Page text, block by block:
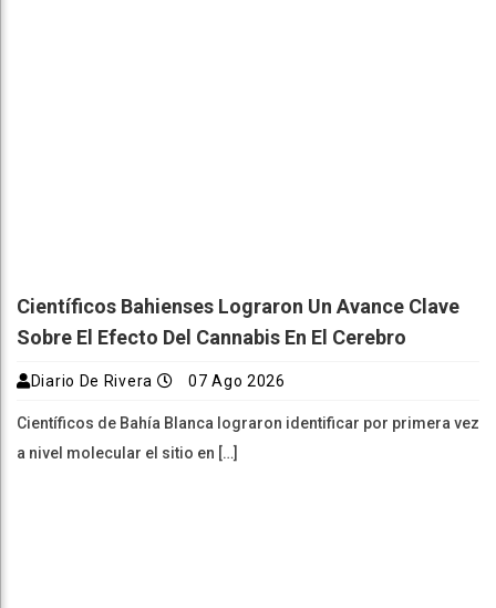
Científicos Bahienses Lograron Un Avance Clave
Sobre El Efecto Del Cannabis En El Cerebro
Diario De Rivera 07 Ago 2026
Científicos de Bahía Blanca lograron identificar por primera vez
a nivel molecular el sitio en […]